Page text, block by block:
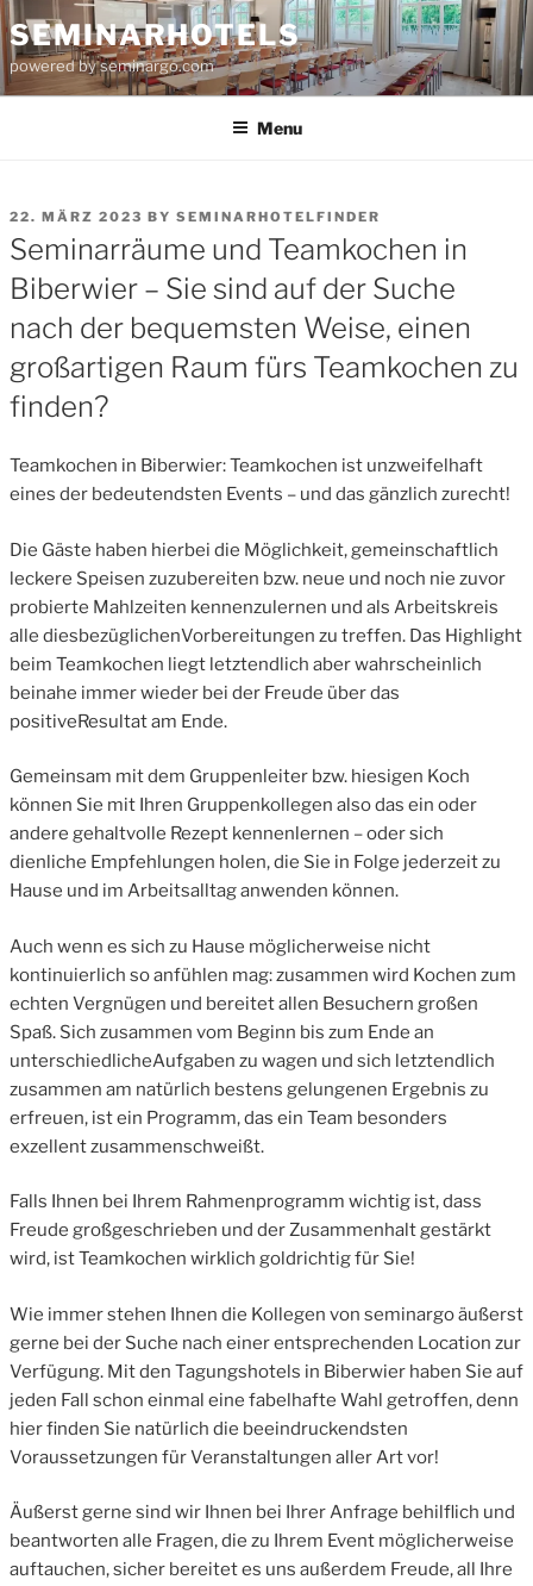
Skip
to
content
SEMINARHOTELS
powered by seminargo.com
Menu
POSTED
ON
22. MÄRZ 2023 BY SEMINARHOTELFINDER
Seminarräume und Teamkochen in
Biberwier – Sie sind auf der Suche
nach der bequemsten Weise, einen
großartigen Raum fürs Teamkochen zu
finden?
Teamkochen in Biberwier: Teamkochen ist unzweifelhaft
eines der bedeutendsten Events – und das gänzlich zurecht!
Die Gäste haben hierbei die Möglichkeit, gemeinschaftlich
leckere Speisen zuzubereiten bzw. neue und noch nie zuvor
probierte Mahlzeiten kennenzulernen und als Arbeitskreis
alle diesbezüglichenVorbereitungen zu treffen. Das Highlight
beim Teamkochen liegt letztendlich aber wahrscheinlich
beinahe immer wieder bei der Freude über das
positiveResultat am Ende.
Gemeinsam mit dem Gruppenleiter bzw. hiesigen Koch
können Sie mit Ihren Gruppenkollegen also das ein oder
andere gehaltvolle Rezept kennenlernen – oder sich
dienliche Empfehlungen holen, die Sie in Folge jederzeit zu
Hause und im Arbeitsalltag anwenden können.
Auch wenn es sich zu Hause möglicherweise nicht
kontinuierlich so anfühlen mag: zusammen wird Kochen zum
echten Vergnügen und bereitet allen Besuchern großen
Spaß. Sich zusammen vom Beginn bis zum Ende an
unterschiedlicheAufgaben zu wagen und sich letztendlich
zusammen am natürlich bestens gelungenen Ergebnis zu
erfreuen, ist ein Programm, das ein Team besonders
exzellent zusammenschweißt.
Falls Ihnen bei Ihrem Rahmenprogramm wichtig ist, dass
Freude großgeschrieben und der Zusammenhalt gestärkt
wird, ist Teamkochen wirklich goldrichtig für Sie!
Wie immer stehen Ihnen die Kollegen von seminargo äußerst
gerne bei der Suche nach einer entsprechenden Location zur
Verfügung. Mit den Tagungshotels in Biberwier haben Sie auf
jeden Fall schon einmal eine fabelhafte Wahl getroffen, denn
hier finden Sie natürlich die beeindruckendsten
Voraussetzungen für Veranstaltungen aller Art vor!
Äußerst gerne sind wir Ihnen bei Ihrer Anfrage behilflich und
beantworten alle Fragen, die zu Ihrem Event möglicherweise
auftauchen, sicher bereitet es uns außerdem Freude, all Ihre